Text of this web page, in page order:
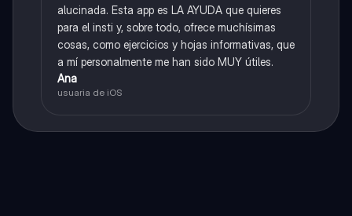
alucinada. Esta app es LA AYUDA que quieres
para el insti y, sobre todo, ofrece muchísimas
cosas, como ejercicios y hojas informativas, que
a mí personalmente me han sido MUY útiles.
Ana
usuaria de iOS